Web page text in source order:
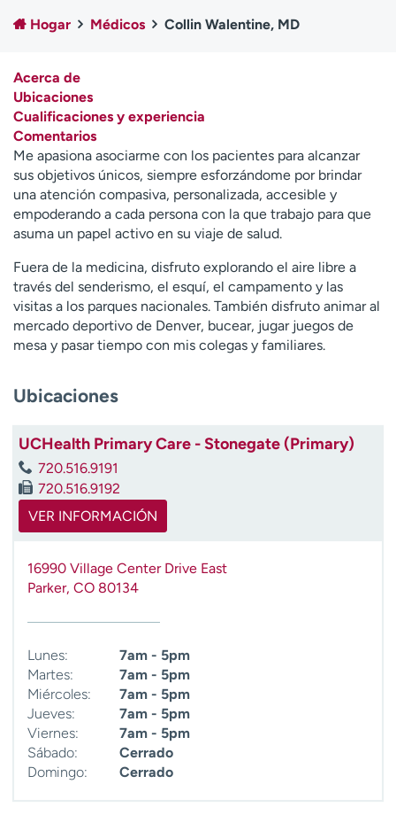
Empleados
Profesionales
comunicación
Contáctenos Noticias e historias
A
y
ú
d
a
e
a
e
n
c
n
Hogar Médicos Collin Walentine, MD
Acerca de
Ubicaciones
Cualificaciones y experiencia
Comentarios
Me apasiona asociarme con los pacientes para alcanzar
sus objetivos únicos, siempre esforzándome por brindar
una atención compasiva, personalizada, accesible y
empoderando a cada persona con la que trabajo para que
asuma un papel activo en su viaje de salud.
Fuera de la medicina, disfruto explorando el aire libre a
través del senderismo, el esquí, el campamento y las
visitas a los parques nacionales. También disfruto animar al
mercado deportivo de Denver, bucear, jugar juegos de
mesa y pasar tiempo con mis colegas y familiares.
Ubicaciones
UCHealth Primary Care - Stonegate (Primary)
720.516.9191
720.516.9192
VER INFORMACIÓN
16990 Village Center Drive East
Parker, CO 80134
Lunes:
7am - 5pm
Martes:
7am - 5pm
Miércoles:
7am - 5pm
Jueves:
7am - 5pm
Viernes:
7am - 5pm
Sábado:
Cerrado
Domingo:
Cerrado